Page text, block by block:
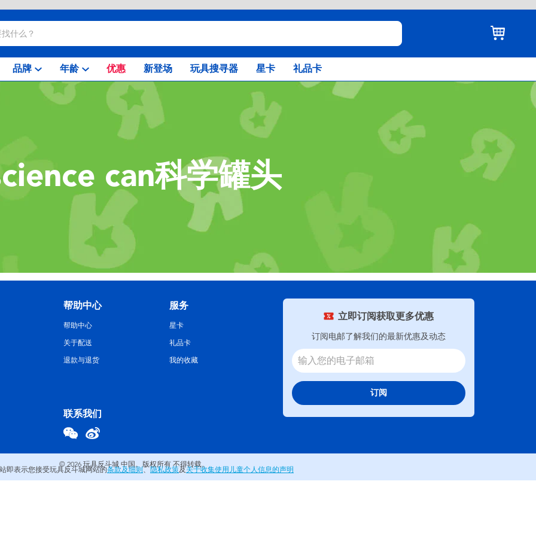
品牌 年龄 优惠 新登场 玩具搜寻器 星卡 礼品卡
can科学罐头
立即订阅获取更多优惠
订阅电邮了解我们的最新优惠及动态
订阅
联系我们
帮助中心
帮助中心
关于配送
退款与退货
服务
星卡
礼品卡
我的收藏
© 2026 玩具反斗城 中国。版权所有 不得转载。
即表示您接受玩具反斗城网站的条款及细则、隐私政策及关于收集使用儿童个人信息的声明